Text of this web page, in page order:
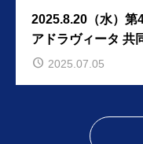
2025.8.20（水）第
アドラヴィータ 共
《参加無料》
2025.07.05